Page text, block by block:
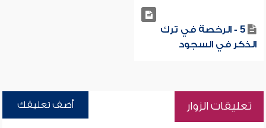
5 - الرخصة في ترك
الذكر في السجود
تعليقات الزوار أضف تعليقك